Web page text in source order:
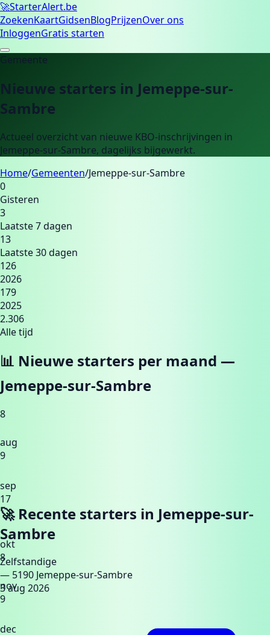
🚀StarterAlert.be
ZoekenKaartGidsenBlogPrijzenOver ons
InloggenGratis starten
Gemeente
Nieuwe starters in Jemeppe-sur-
Sambre
Actueel overzicht van nieuwe KBO-inschrijvingen in
Jemeppe-sur-Sambre, dagelijks bijgewerkt.
Home/Gemeenten/Jemeppe-sur-Sambre
0
Gisteren
3
Laatste 7 dagen
13
Laatste 30 dagen
126
2026
179
2025
2.306
Alle tijd
📊 Nieuwe starters per maand —
Jemeppe-sur-Sambre
8
aug
9
sep
17
okt
8
nov
9
dec
🚀 Recente starters in Jemeppe-sur-
Sambre
Zelfstandige
— 5190 Jemeppe-sur-Sambre
3 aug 2026